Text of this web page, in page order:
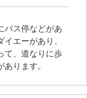
バス停などがあ
エーがあり、
て、道なりに歩
ります。